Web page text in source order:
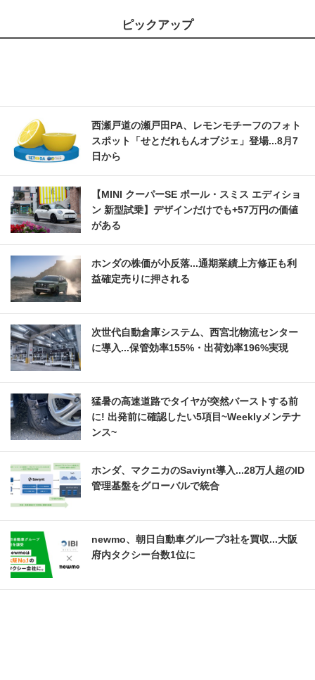
ピックアップ
西瀬戸道の瀬戸田PA、レモンモチーフのフォト
スポット「せとだれもんオブジェ」登場...8月7
日から
【MINI クーパーSE ポール・スミス エディショ
ン 新型試乗】デザインだけでも+57万円の価値
がある
ホンダの株価が小反落...通期業績上方修正も利
益確定売りに押される
次世代自動倉庫システム、西宮北物流センター
に導入...保管効率155%・出荷効率196%実現
猛暑の高速道路でタイヤが突然バーストする前
に! 出発前に確認したい5項目~Weeklyメンテナ
ンス~
ホンダ、マクニカのSaviynt導入...28万人超のID
管理基盤をグローバルで統合
newmo、朝日自動車グループ3社を買収...大阪
府内タクシー台数1位に